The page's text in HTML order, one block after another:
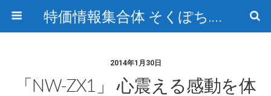
特価情報集合体 そくぽち.com
2014年1月30日
「NW-ZX1」 心震える感動を体